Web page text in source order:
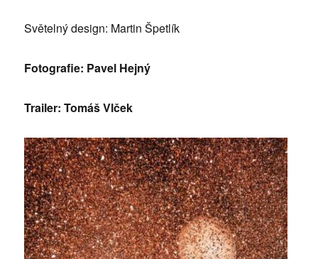
Světelný design: Martin Špetlík
Fotografie: Pavel Hejný
Trailer: Tomáš Vlček